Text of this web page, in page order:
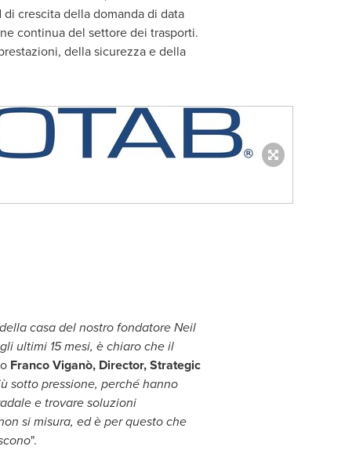
crescita della domanda di data
continua del settore dei trasporti.
della sicurezza e della
casa del nostro fondatoreNeil
ultimi 15 mesi, è chiaro che il
Franco Viganò, Director, Strategic
sotto pressione, perché hanno
e trovare soluzioni
si misura, ed è per questo che
".